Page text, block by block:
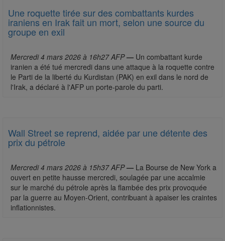
Une roquette tirée sur des combattants kurdes
iraniens en Irak fait un mort, selon une source du
groupe en exil
Mercredi 4 mars 2026 à 16h27 AFP — Un combattant kurde
iranien a été tué mercredi dans une attaque à la roquette contre
le Parti de la liberté du Kurdistan (PAK) en exil dans le nord de
l'Irak, a déclaré à l'AFP un porte-parole du parti.
Wall Street se reprend, aidée par une détente des
prix du pétrole
Mercredi 4 mars 2026 à 15h37 AFP — La Bourse de New York a
ouvert en petite hausse mercredi, soulagée par une accalmie
sur le marché du pétrole après la flambée des prix provoquée
par la guerre au Moyen-Orient, contribuant à apaiser les craintes
inflationnistes.